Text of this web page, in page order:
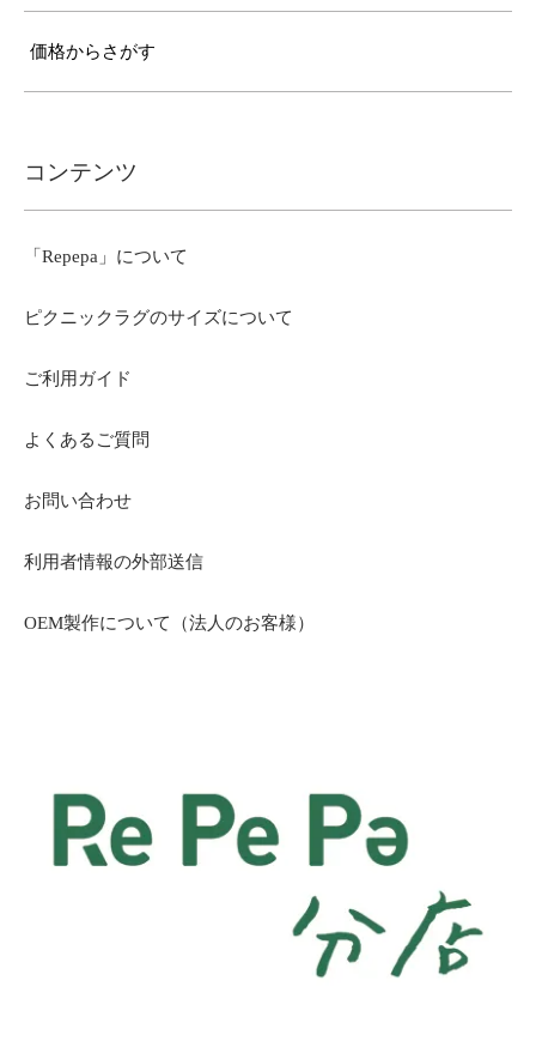
価格からさがす
コンテンツ
「Repepa」について
ピクニックラグのサイズについて
ご利用ガイド
よくあるご質問
お問い合わせ
利用者情報の外部送信
OEM製作について（法人のお客様）